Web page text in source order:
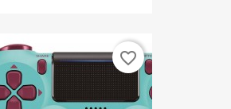
favorite_border